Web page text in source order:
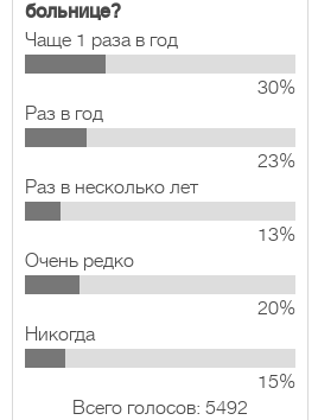
больнице?
Чаще 1 раза в год
30%
Раз в год
23%
Раз в несколько лет
13%
Очень редко
20%
Никогда
15%
Всего голосов: 5492